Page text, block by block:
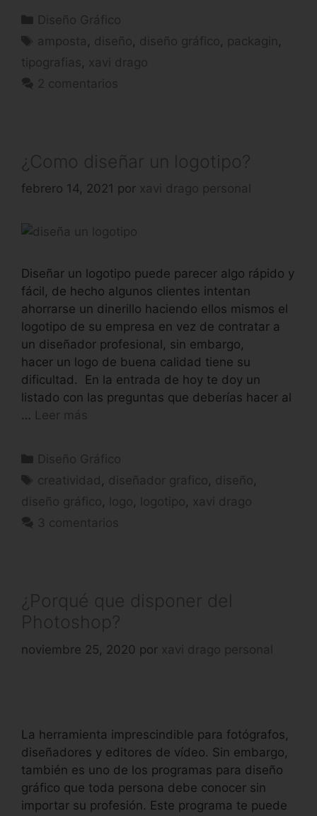
Diseño Gráfico
amposta
diseño diseño gráfico packagin
tipografias
xavi drago
2 comentarios
¿Como diseñar un logotipo?
febrero 14, 2021 por xavi drago personal
Diseñar un logotipo puede parecer algo rápido y
fácil, de hecho algunos clientes intentan
ahorrarse un dinerillo haciendo ellos mismos el
logotipo de su empresa en vez de contratar a
un diseñador profesional, sin embargo,
hacer un logo de buena calidad tiene su
dificultad. En la entrada de hoy te doy un
listado con las preguntas que deberías hacer al
… Leer más
Diseño Gráfico
creatividad , diseñador grafico, diseño,
diseño gráfico, logo, logotipo, xavi drago
3 comentarios
¿Porqué que disponer del
Photoshop?
noviembre 25, 2020 por xavi drago personal
La herramienta imprescindible para fotógrafos,
diseñadores y editores de vídeo. Sin embargo,
también es uno de los programas para diseño
gráfico que toda persona debe conocer sin
importar su profesión. Este programa te puede